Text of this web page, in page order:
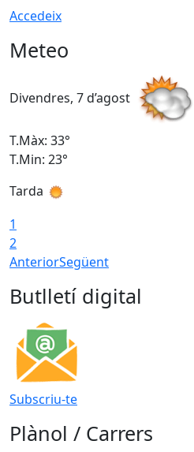
Accedeix
Meteo
Divendres, 7 d’agost
T.Màx: 33°
T.Min: 23°
Tarda
1
2
AnteriorSegüent
Butlletí digital
Subscriu-te
Plànol / Carrers